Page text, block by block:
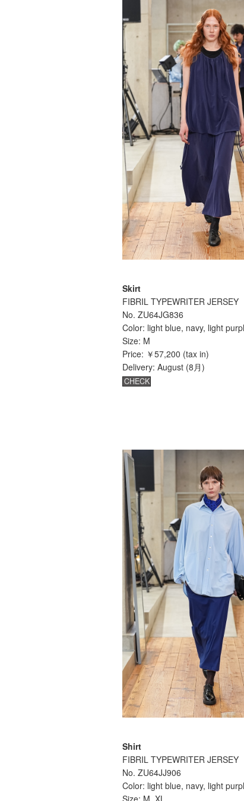
Skirt
FIBRIL TYPEWRITER JERSEY
No. ZU64JG836
Color: light blue, navy, light
Size: M
Price: ￥57,200 (tax in)
Delivery: August (8月)
CHECK
Shirt
FIBRIL TYPEWRITER JERSEY
No. ZU64JJ906
Color: light blue, navy, light